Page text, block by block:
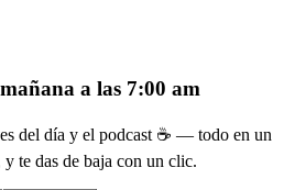
a las 7:00 am
del día y el podcast ☕ — todo en un
te das de baja con un clic.